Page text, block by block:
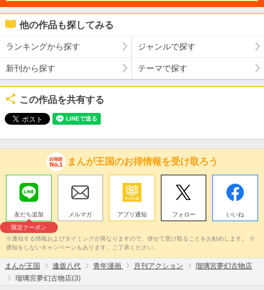
他の作品も探してみる
ランキングから探す ジャンルで探す
新刊から探す テーマで探す
この作品を共有する
まんが王国のお得情報を受け取ろう
友だち追加
限定クーポン
メルマガ アプリ通知 フォロー いいね
※通知する情報およびタイミングが異なりますので、併せて受け取ることをお勧めします。 ※
通知をしないキャンペーンもあります。ご了承ください。
まんが王国 逢坂八代 青年漫画 月刊アクション
瑠璃宮夢幻古物店
瑠璃宮夢幻古物店(3)